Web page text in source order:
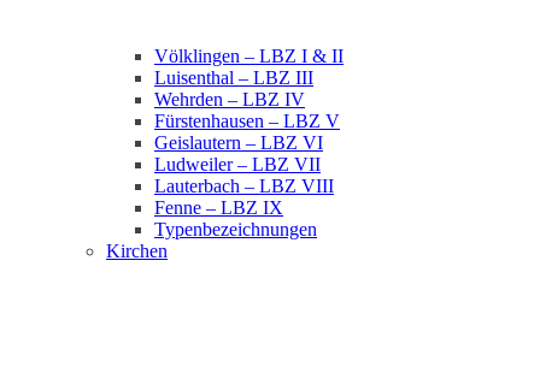
Völklingen – LBZ I & II
Luisenthal – LBZ III
Wehrden – LBZ IV
Fürstenhausen – LBZ V
Geislautern – LBZ VI
Ludweiler – LBZ VII
Lauterbach – LBZ VIII
Fenne – LBZ IX
Typenbezeichnungen
Kirchen